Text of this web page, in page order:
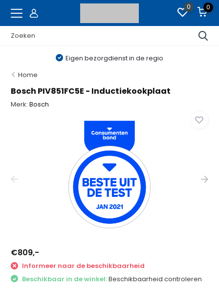
0 0
Eigen bezorgdienst in de regio
Home
Bosch PIV851FC5E - Inductiekookplaat
Merk:Bosch
€809,-
Informeer naar de beschikbaarheid
Beschikbaar in de winkel:Beschikbaarheid controleren